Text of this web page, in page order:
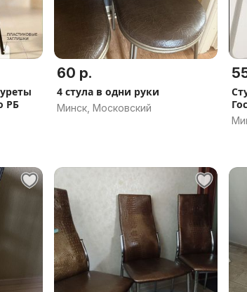
РБ
60 р.
4 стула в одни руки
Минск, Московский